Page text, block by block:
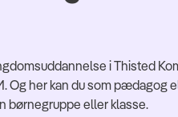
i Thisted
Og her kan du som pædagog
børnegruppe eller klasse.